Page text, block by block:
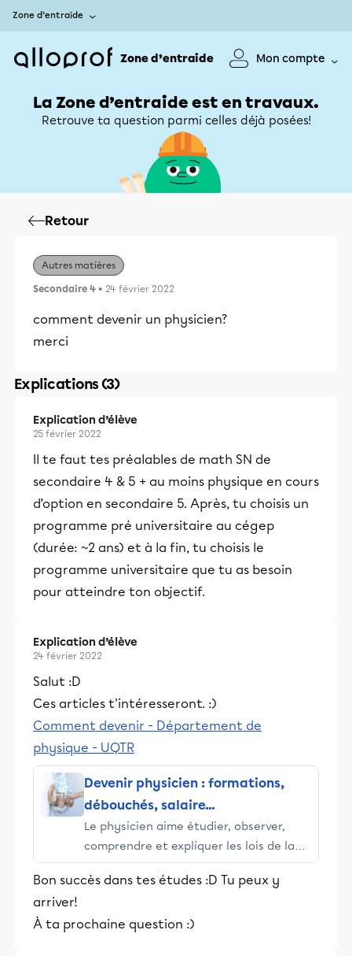
Zone d’entraide
Zone d’entraide Mon compte
La Zone d’entraide est en travaux.
Retrouve ta question parmi celles déjà posées!
Retour
Autres matières
Secondaire 4 • 24 février 2022
comment devenir un physicien?
merci
Explications (3)
Explication d’élève
25 février 2022
Il te faut tes préalables de math SN de
secondaire 4 & 5 + au moins physique en cours
d’option en secondaire 5. Après, tu choisis un
programme pré universitaire au cégep
(durée: ~2 ans) et à la fin, tu choisis le
programme universitaire que tu as besoin
pour atteindre ton objectif.
Explication d’élève
24 février 2022
Salut :D
Ces articles t'intéresseront. :)
Comment devenir - Département de
physique - UQTR
Devenir physicien : formations,
débouchés, salaire...
Le physicien aime étudier, observer,
comprendre et expliquer les lois de la
nature. Pour cela, il peut travailler sur
des dizaines de spécialités telles les
Bon succès dans tes études :D Tu peux y
arriver!
À ta prochaine question :)